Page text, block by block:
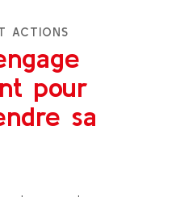
ACTIONS
pour
sa